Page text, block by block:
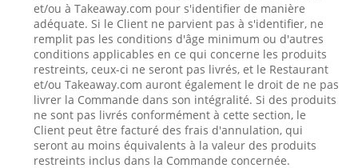
et/ou à Takeaway.com pour s'identifier de manière
adéquate. Si le Client ne parvient pas à s'identifier, ne
remplit pas les conditions d'âge minimum ou d'autres
conditions applicables en ce qui concerne les produits
restreints, ceux-ci ne seront pas livrés, et le Restaurant
et/ou Takeaway.com auront également le droit de ne pas
livrer la Commande dans son intégralité. Si des produits
ne sont pas livrés conformément à cette section, le
Client peut être facturé des frais d'annulation, qui
seront au moins équivalents à la valeur des produits
restreints inclus dans la Commande concernée.